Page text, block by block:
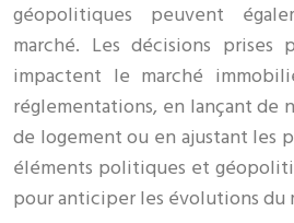
géopolitiques peuvent
marché. Les décisions prises
impactent le marché
réglementations, en lançant de
de logement ou en ajustant les
éléments politiques et
pour anticiper les évolutions du